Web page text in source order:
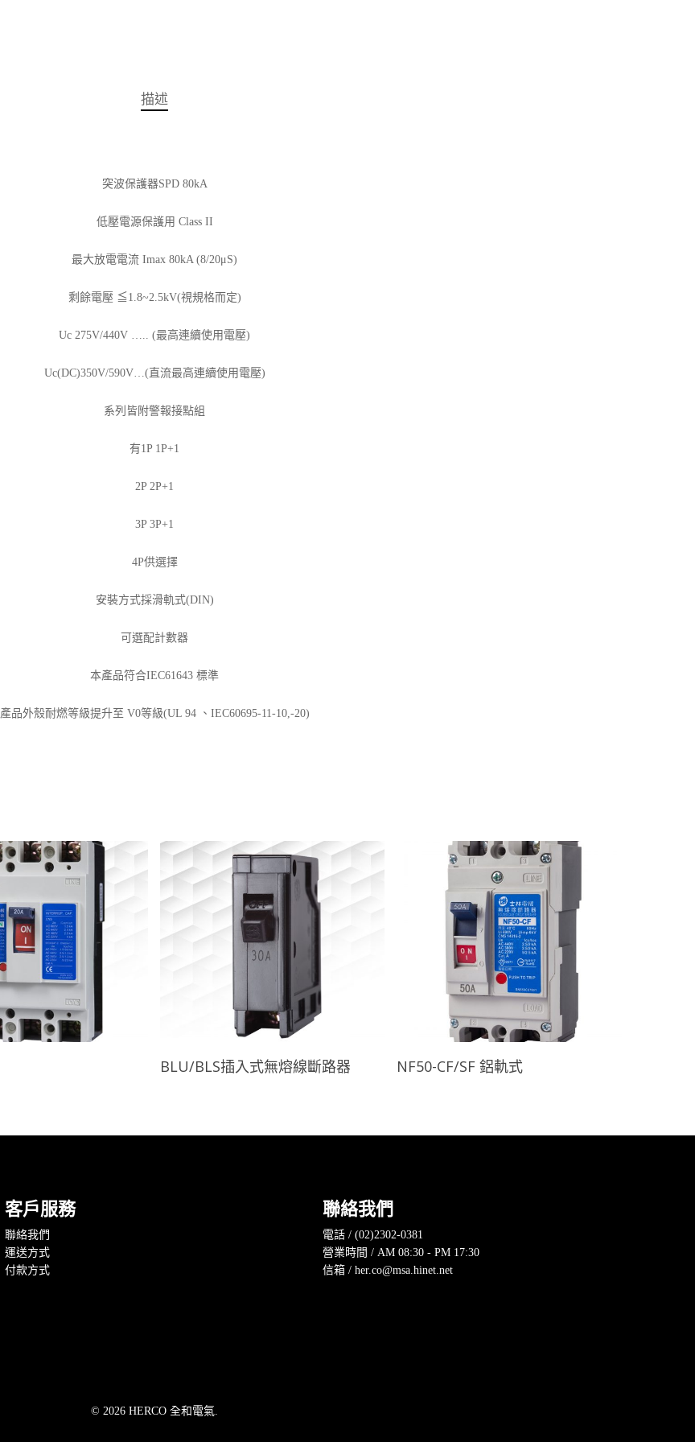
描述
突波保護器SPD 80kA
低壓電源保護用 Class II
最大放電電流 Imax 80kA (8/20μS)
剩餘電壓 ≦1.8~2.5kV(視規格而定)
Uc 275V/440V ….. (最高連續使用電壓)
Uc(DC)350V/590V…(直流最高連續使用電壓)
系列皆附警報接點組
有1P 1P+1
2P 2P+1
3P 3P+1
4P供選擇
安裝方式採滑軌式(DIN)
可選配計數器
本產品符合IEC61643 標準
產品外殼耐燃等級提升至 V0等級(UL 94 、IEC60695-11-10,-20)
查看內容
BLU/BLS插入式無熔線斷路器 查看內容
NF50-CF/SF 鋁軌式
客戶服務
聯絡我們
運送方式
付款方式
聯絡我們
電話 / (02)2302-0381
營業時間 / AM 08:30 - PM 17:30
信箱 / her.co@msa.hinet.net
© 2026 HERCO 全和電氣.